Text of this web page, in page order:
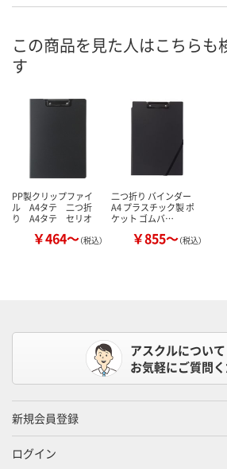
この商品を見た人はこちらも
す
PP製クリップファイ
ル A4タテ 二つ折
り A4タテ セリオ
￥464～（税込）
二つ折り バインダー
A4 プラスチック製 ポ
ケット ゴムバ…
￥855～（税込）
アスクルについて
お気軽にご質問く
新規会員登録
ログイン